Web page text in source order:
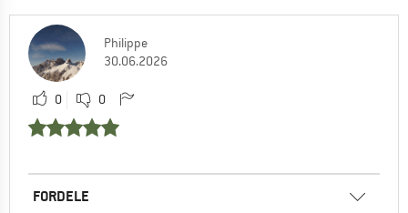
Philippe
30.06.2026
0 0
FORDELE